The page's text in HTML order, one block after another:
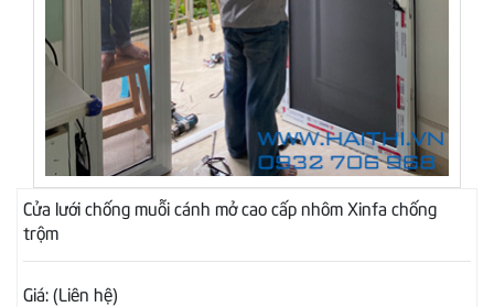
Cửa lưới chống muỗi cánh mở cao cấp nhôm Xinfa chống
trộm
Giá: (Liên hệ)